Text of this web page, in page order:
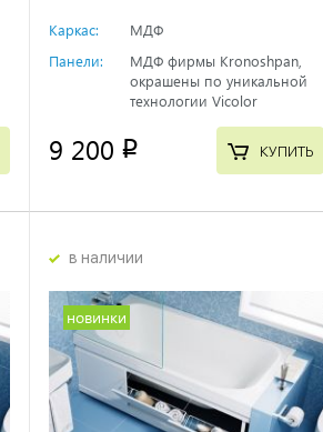
Каркас:
МДФ
Панели:
МДФ фирмы Kronoshpan,
окрашены по уникальной
технологии Vicolor
9 200 p КУПИТЬ
в наличии
новинки